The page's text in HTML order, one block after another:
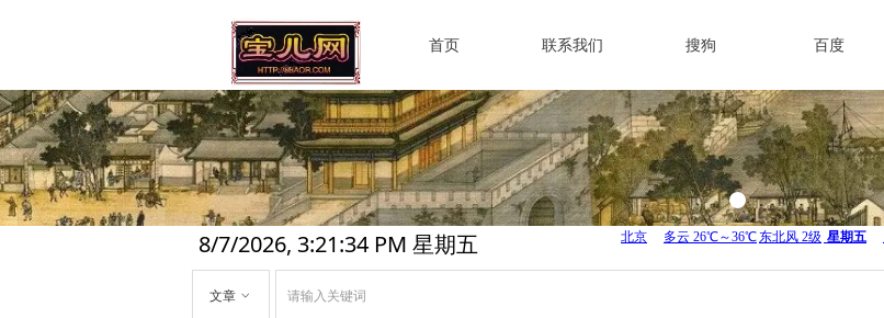
首页 联系我们 搜狗 百度
8/7/2026, 3:21:35 PM 星期五
文章 ꀁ